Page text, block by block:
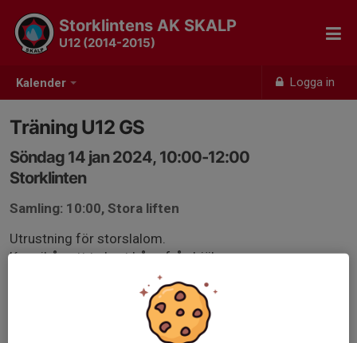
Kalender Logga in
Storklintens AK SKALP
U12 (2014-2015)
Träning U12 GS
Söndag 14 jan 2024, 10:00-12:00
Storklinten
Samling: 10:00, Stora liften
Utrustning för storslalom.
Kom ihåg att ta bort båge från hjälmen